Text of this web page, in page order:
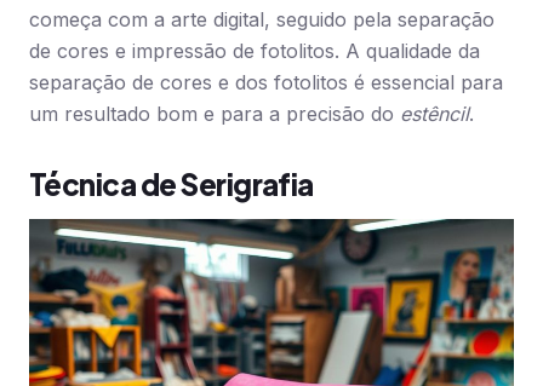
começa com a arte digital, seguido pela separação
de cores e impressão de fotolitos. A qualidade da
separação de cores e dos fotolitos é essencial para
um resultado bom e para a precisão do estêncil.
Técnica de Serigrafia